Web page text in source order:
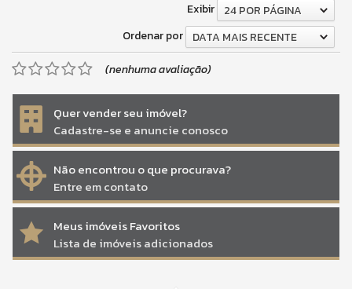
Exibir
24 POR PÁGINA
Ordenar por
DATA MAIS RECENTE
(nenhuma avaliação)
Quer vender seu imóvel?
Cadastre-se e anuncie conosco
Não encontrou o que procurava?
Entre em contato
Meus imóveis Favoritos
Lista de imóveis adicionados